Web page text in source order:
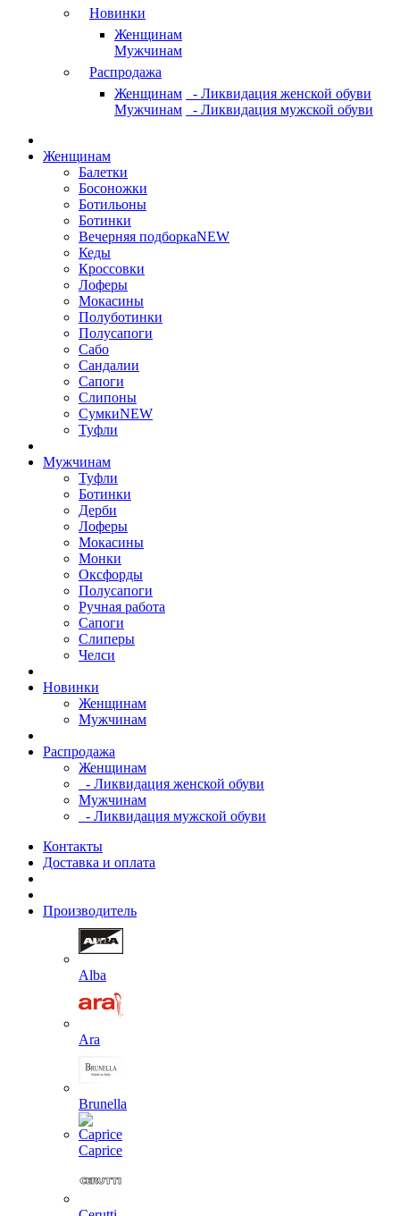
Новинки
Женщинам
Мужчинам
Распродажа
Женщинам
- Ликвидация женской обуви
Мужчинам
- Ликвидация мужской обуви
Женщинам
Балетки
Босоножки
Ботильоны
Ботинки
Вечерняя подборкаNEW
Кеды
Кроссовки
Лоферы
Мокасины
Полуботинки
Полусапоги
Сабо
Сандалии
Сапоги
Слипоны
СумкиNEW
Туфли
Мужчинам
Туфли
Ботинки
Дерби
Лоферы
Мокасины
Монки
Оксфорды
Полусапоги
Ручная работа
Сапоги
Слиперы
Челси
Новинки
Женщинам
Мужчинам
Распродажа
Женщинам
- Ликвидация женской обуви
Мужчинам
- Ликвидация мужской обуви
Контакты
Доставка и оплата
Производитель
Alba
Ara
Brunella
Caprice